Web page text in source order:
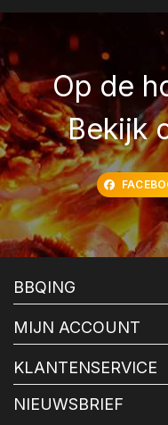
Op de
Bekijk
BBQING
MIJN ACCOUNT
KLANTENSERVICE
NIEUWSBRIEF